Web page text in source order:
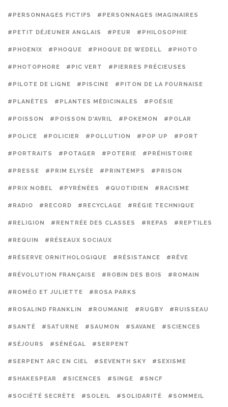
#PERSONNAGES FICTIFS #PERSONNAGES IMAGINAIRES
#PETIT DÉJEUNER ANGLAIS #PEUR #PHILOSOPHIE
#PHOENIX #PHOQUE #PHOQUE DE WEDELL #PHOTO
#PHOTOPHORE #PIC VERT #PIERRES PRÉCIEUSES
#PILOTE DE LIGNE #PISCINE #PITON DE LA FOURNAISE
#PLANÈTES #PLANTES MÉDICINALES #POÉSIE
#POISSON #POISSON D'AVRIL #POKEMON #POLAR
#POLICE #POLICIER #POLLUTION #POP UP #PORT
#PORTRAITS #POTAGER #POTERIE #PRÉHISTOIRE
#PRESSE #PRIM ELYSÉE #PRINTEMPS #PRISON
#PRIX NOBEL #PYRÉNÉES #QUOTIDIEN #RACISME
#RADIO #RECORD #RECYCLAGE #RÉGIE TECHNIQUE
#RELIGION #RENTRÉE DES CLASSES #REPAS #REPTILES
#REQUIN #RÉSEAUX SOCIAUX
#RÉSERVE ORNITHOLOGIQUE #RÉSISTANCE #RÊVE
#RÉVOLUTION FRANÇAISE #ROBIN DES BOIS #ROMAIN
#ROMÉO ET JULIETTE #ROSA PARKS
#ROSALIND FRANKLIN #ROUMANIE #RUGBY #RUISSEAU
#SANTÉ #SATURNE #SAUMON #SAVANE #SCIENCES
#SÉJOURS #SÉNÉGAL #SERPENT
#SERPENT ARC EN CIEL #SEVENTH SKY #SEXISME
#SHAKESPEAR #SICENCES #SINGE #SNCF
#SOCIÉTÉ SECRÈTE #SOLEIL #SOLIDARITÉ #SOMMEIL